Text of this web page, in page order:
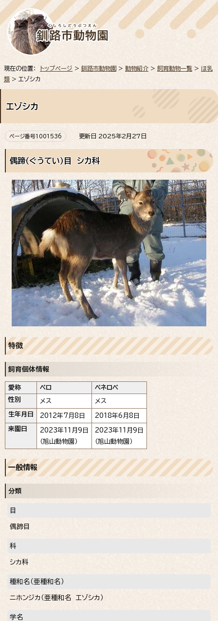
現在の位置： トップページ > 釧路市動物園 > 動物紹介 > 飼育動物一覧 > ほ乳
類 > エゾシカ
エゾシカ
ページ番号1001536 更新日 2025年2月27日
偶蹄（ぐうてい）目 シカ科
特徴
飼育個体情報
愛称 ペロ
ペネロペ
性別
メス メス
生年月日 2012年7月8日 2018年6月8日
来園日
2023年11月9日
（旭山動物園）
2023年11月9日
（旭山動物園）
一般情報
分類
目
偶蹄目
科
シカ科
種和名（亜種和名）
ニホンジカ（亜種和名 エゾシカ）
学名